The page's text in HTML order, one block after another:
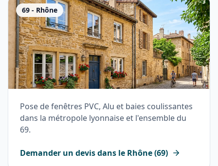
69 - Rhône
Pose de fenêtres PVC, Alu et baies coulissantes
dans la métropole lyonnaise et l'ensemble du
69.
Demander un devis dans le Rhône(69)